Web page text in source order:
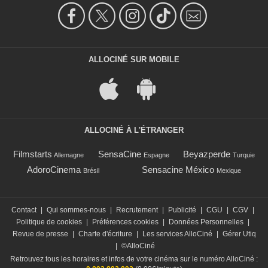
ALLOCINÉ SUR MOBILE
ALLOCINÉ À L'ÉTRANGER
Filmstarts Allemagne SensaCine Espagne Beyazperde Turquie
AdoroCinema Brésil Sensacine México Mexique
Contact Qui sommes-nous Recrutement Publicité CGU CGV
Politique de cookies
Préférences cookies Données Personnelles
Revue de presse
Charte d'écriture Les services AlloCiné
Gérer Utiq
©AlloCiné
Retrouvez tous les horaires et infos de votre cinéma sur le numéro AlloCiné :